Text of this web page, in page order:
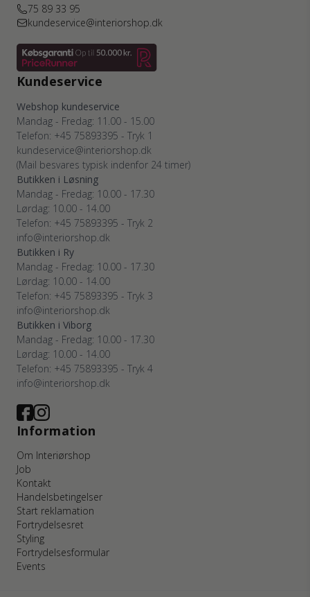
75 89 33 95
kundeservice@interiorshop.dk
Kundeservice
Webshop kundeservice
Mandag - Fredag: 11.00 - 15.00
Telefon: +45 75893395 - Tryk 1
kundeservice@interiorshop.dk
(Mail besvares typisk indenfor 24 timer)
Butikken i Løsning
Mandag - Fredag: 10.00 - 17.30
Lørdag: 10.00 - 14.00
Telefon: +45 75893395 - Tryk 2
info@interiorshop.dk
Butikken i Ry
Mandag - Fredag: 10.00 - 17.30
Lørdag: 10.00 - 14.00
Telefon: +45 75893395 - Tryk 3
info@interiorshop.dk
Butikken i Viborg
Mandag - Fredag: 10.00 - 17.30
Lørdag: 10.00 - 14.00
Telefon: +45 75893395 - Tryk 4
info@interiorshop.dk
Information
Om Interiørshop
Job
Kontakt
Handelsbetingelser
Start reklamation
Fortrydelsesret
Styling
Fortrydelsesformular
Events